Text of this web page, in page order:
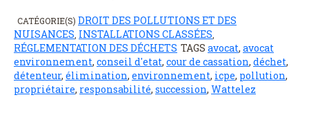
CATÉGORIE(S) DROIT DES POLLUTIONS ET DES
NUISANCES INSTALLATIONS CLASSÉES
RÉGLEMENTATION DES DÉCHETS TAGS avocat, avocat
environnement, conseil d'etat, cour de cassation, déchet,
détenteur, élimination, environnement, icpe, pollution,
propriétaire, responsabilité, succession, Wattelez